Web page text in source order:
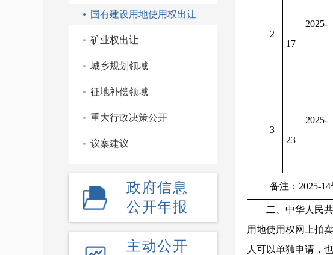
国有建设用地使用权出让
矿业权出让
城乡规划领域
征地补偿领域
重大行政决策公开
议案建议
政府信息
公开年报
主动公开
2
2025-
17
3
2025-
23
备注：2025-
二、中华人民
用地使用权网上拍
人可以单独申请，